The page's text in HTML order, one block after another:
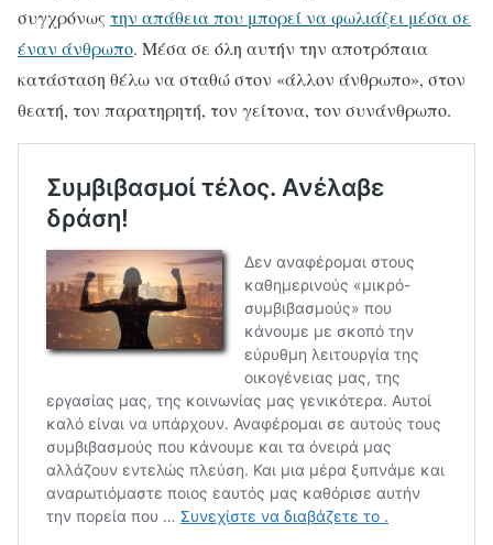
συγχρόνως την απάθεια που μπορεί να φωλιάζει μέσα σε
έναν άνθρωπο. Μέσα σε όλη αυτήν την αποτρόπαια
κατάσταση θέλω να σταθώ στον «άλλον άνθρωπο», στον
θεατή, τον παρατηρητή, τον γείτονα, τον συνάνθρωπο.